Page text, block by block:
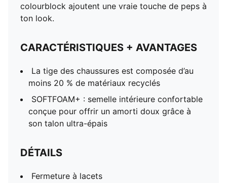
colourblock ajoutent une vraie touche de peps à
ton look.
CARACTÉRISTIQUES + AVANTAGES
La tige des chaussures est composée d’au
moins 20 % de matériaux recyclés
SOFTFOAM+ : semelle intérieure confortable
conçue pour offrir un amorti doux grâce à
son talon ultra-épais
DÉTAILS
Fermeture à lacets